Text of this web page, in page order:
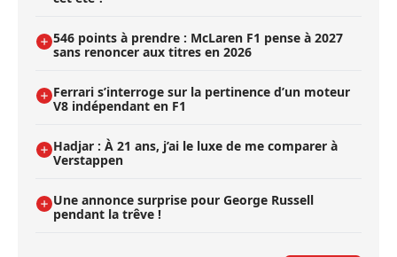
546 points à prendre : McLaren F1 pense à 2027
sans renoncer aux titres en 2026
Ferrari s’interroge sur la pertinence d’un moteur
V8 indépendant en F1
Hadjar : À 21 ans, j’ai le luxe de me comparer à
Verstappen
Une annonce surprise pour George Russell
pendant la trêve !